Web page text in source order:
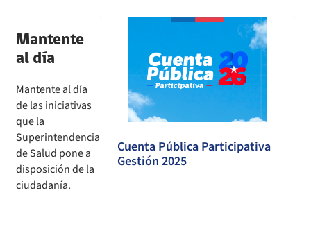
Mantente
al día
Mantente al día
de las iniciativas
que la
Superintendencia
de Salud pone a
disposición de la
ciudadanía.
en Salud
Cuenta Pública Participativa
Gestión 2025